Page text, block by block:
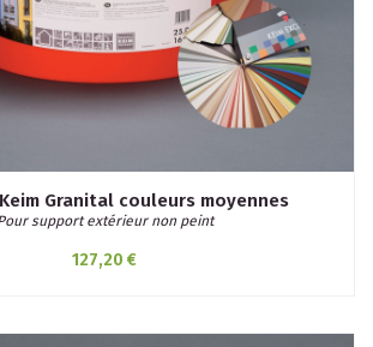
Granital couleurs moyennes
support extérieur non peint
127,20 €